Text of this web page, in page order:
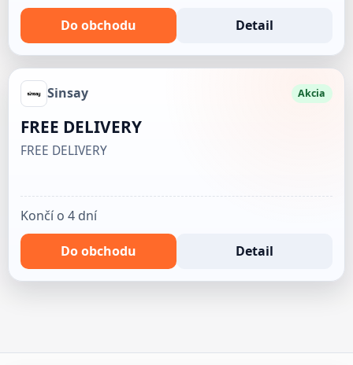
Do obchodu Detail
Sinsay Akcia
FREE DELIVERY
FREE DELIVERY
Končí o 4 dní
Do obchodu Detail